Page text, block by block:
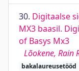
30. Digitaalse
MX3 baasil.
of Basys Mx3
Lõokene, Rain
bakalaureusetööd